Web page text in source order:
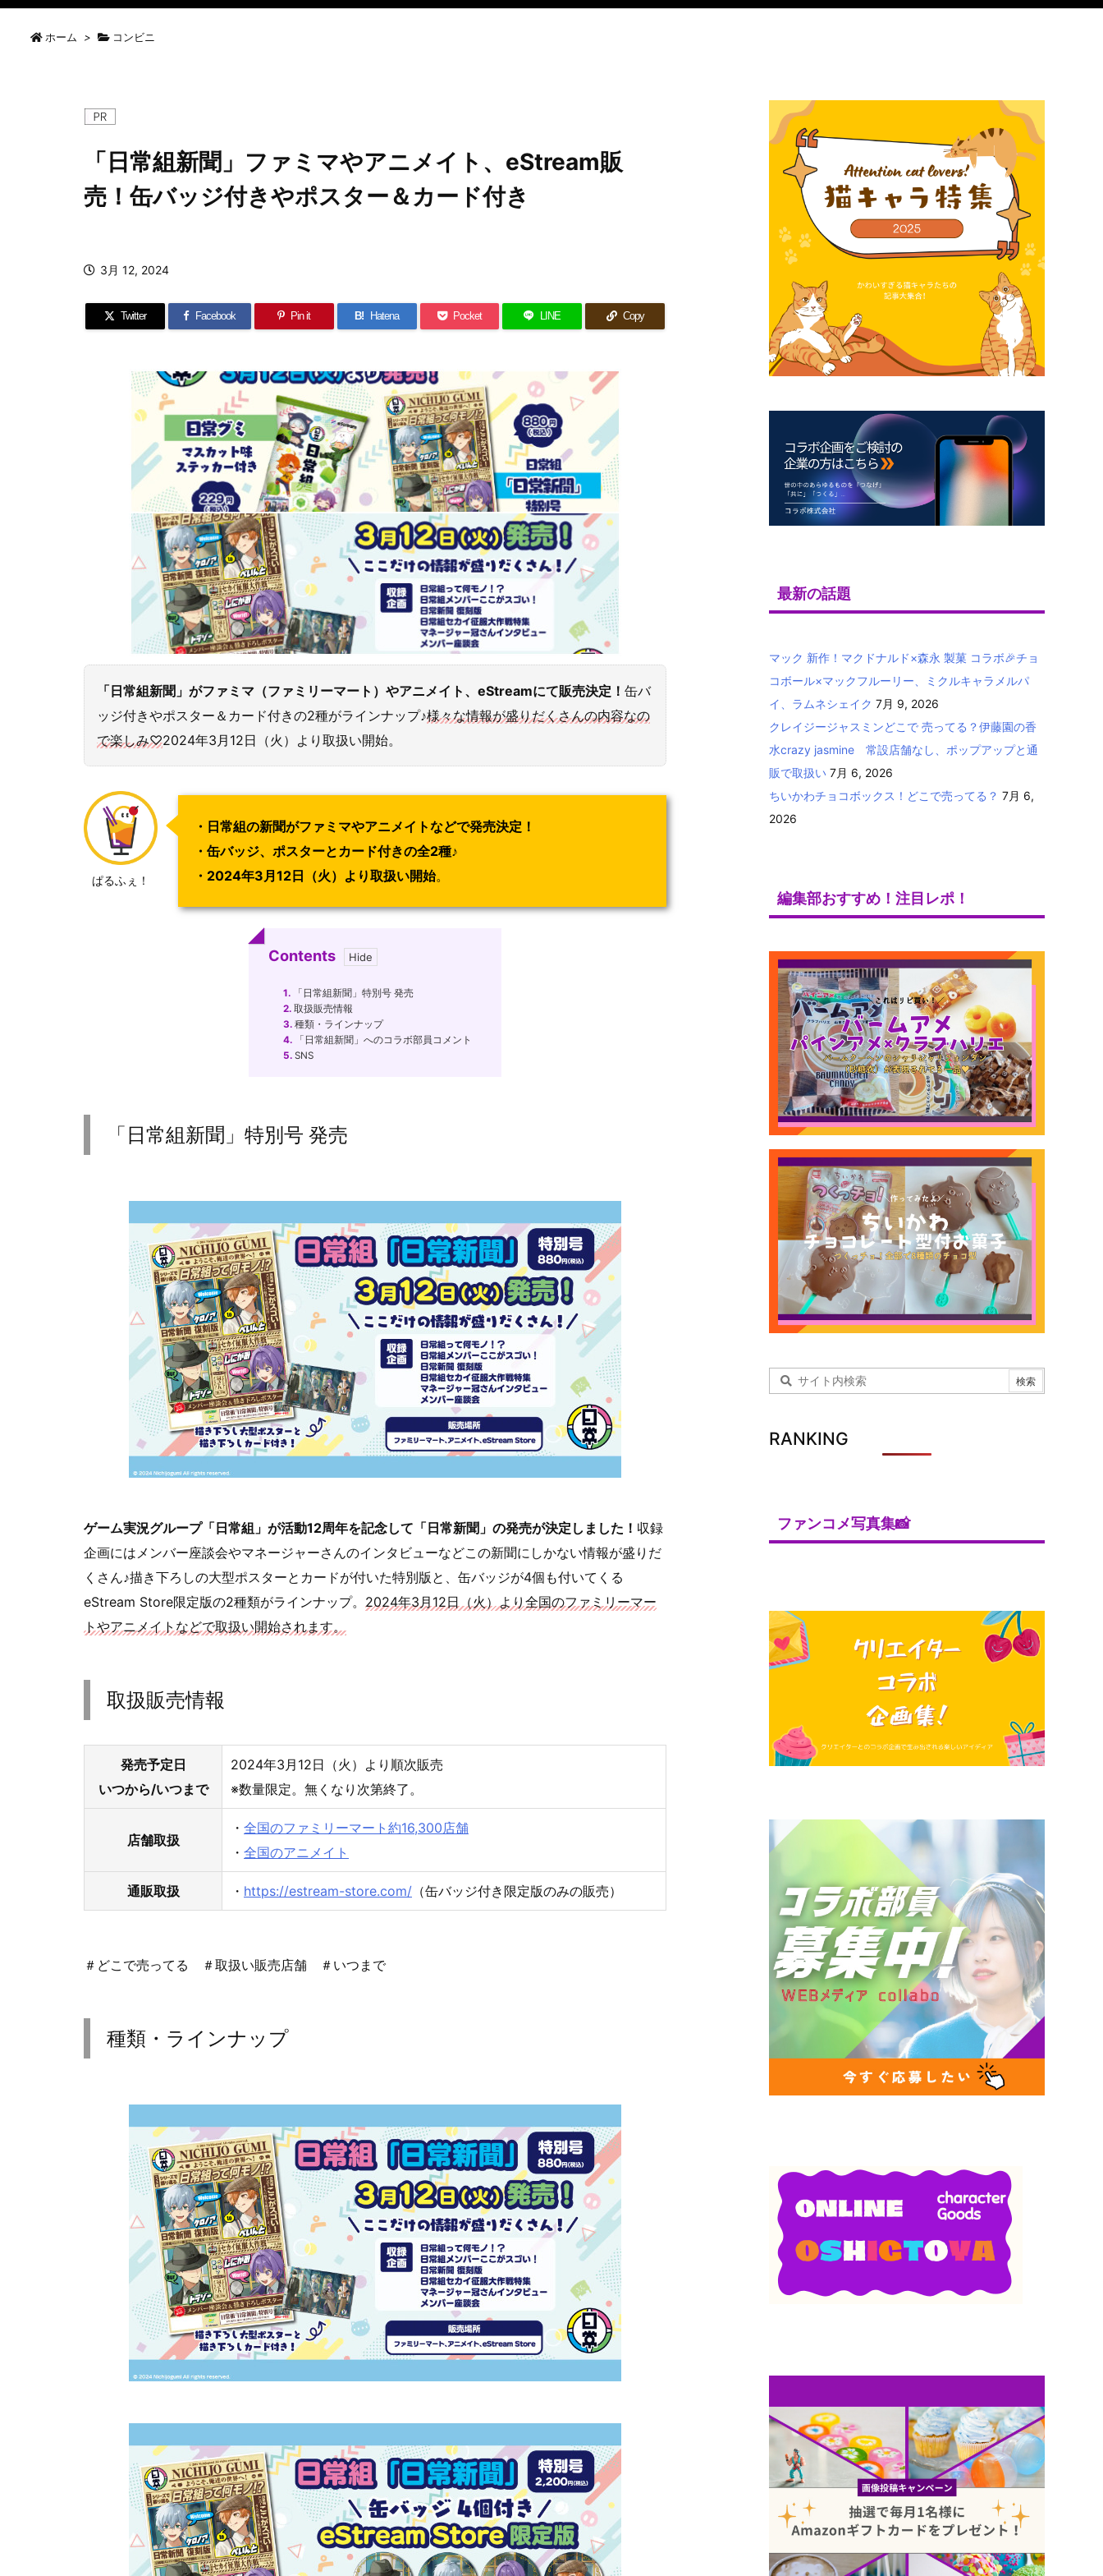
ホーム > コンビニ
「日常組新聞」ファミマやアニメイト、eStream販
売！缶バッジ付きやポスター＆カード付き
3月 12, 2024
Twitter Facebook Pin it B! Hatena Pocket LINE Copy
「日常組新聞」がファミマ（ファミリーマート）やアニメイト、eStreamにて販売決定！ 缶バ
ッジ付きやポスター＆カード付きの2種がラインナップ♪様々な情報が盛りだくさんの内容なの
で楽しみ♡2024年3月12日（火）より取扱い開始。
ぱるふぇ！
・日常組の新聞がファミマやアニメイトなどで発売決定！
・缶バッジ、ポスターとカード付きの全2種♪
・2024年3月12日（火）より取扱い開始。
Contents
1. 「日常組新聞」特別号 発売
2. 取扱販売情報
3. 種類・ラインナップ
4. 「日常組新聞」へのコラボ部員コメント
5. SNS
「日常組新聞」特別号 発売
ゲーム実況グループ「日常組」が活動12周年を記念して「日常新聞」の発売が決定しました！ 収録
企画にはメンバー座談会やマネージャーさんのインタビューなどこの新聞にしかない情報が盛りだ
くさん♪描き下ろしの大型ポスターとカードが付いた特別版と、缶バッジが4個も付いてくる
eStream Store限定版の2種類がラインナップ。 2024年3月12日（火）より全国のファミリーマー
トやアニメイトなどで取扱い開始されます。
取扱販売情報
発売予定日
いつから/いつまで
2024年3月12日（火）より順次販売
※数量限定。無くなり次第終了。
店舗取扱
・ 全国のファミリーマート約16,300店舗
・ 全国のアニメイト
通販取扱 ・ https://estream-store.com/ （缶バッジ付き限定版のみの販売）
＃どこで売ってる ＃取扱い販売店舗 ＃いつまで
種類・ラインナップ
最新の話題
マック 新作！マクドナルド×森永 製菓 コラボ🎉チョ
コボール×マックフルーリー、ミクルキャラメルパ
イ、ラムネシェイク 7月 9, 2026
クレイジージャスミンどこで 売ってる？伊藤園の香
水crazy jasmine 常設店舗なし、ポップアップと通
販で取扱い 7月 6, 2026
ちいかわチョコボックス！どこで売ってる？ 7月 6,
2026
編集部おすすめ！注目レポ！
RANKING
ファンコメ写真集📸